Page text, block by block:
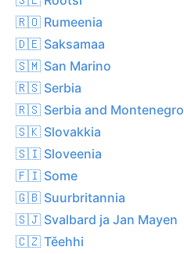
🇷🇴 Rumeenia
🇩🇪 Saksamaa
🇸🇲 San Marino
🇷🇸 Serbia
🇷🇸 Serbia and Montenegro
🇸🇰 Slovakkia
🇸🇮 Sloveenia
🇫🇮 Some
🇬🇧 Suurbritannia
🇸🇯 Svalbard ja Jan Mayen
🇨🇿 Těehhi